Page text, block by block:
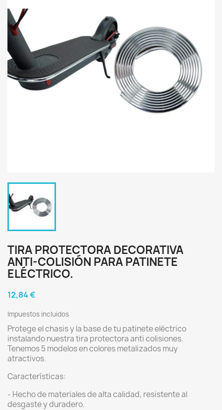
TIRA PROTECTORA DECORATIVA
ANTI-COLISIÓN PARA PATINETE
ELÉCTRICO.
12,84 €
Impuestos incluidos
Protege el chasis y la base de tu patinete eléctrico
instalando nuestra tira protectora anti colisiones.
Tenemos 5 modelos en colores metalizados muy
atractivos.
Características:
- Hecho de materiales de alta calidad, resistente al
desgaste y duradero.